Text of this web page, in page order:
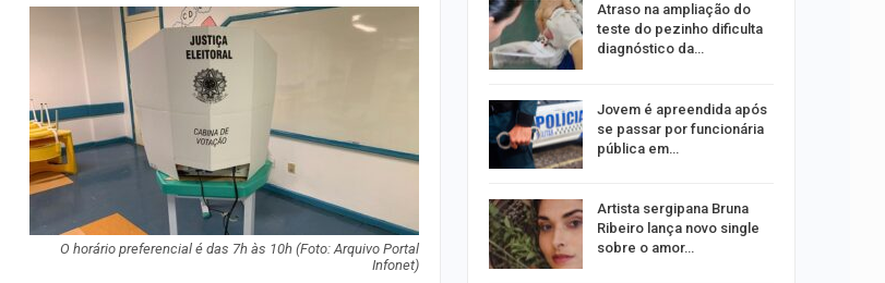
O horário preferencial é das 7h às 10h (Foto: Arquivo Portal
Infonet)
MPSE alerta para
ilegalidade de serviços
quina da Mega-Sena e leva
mais de R$ 52…
SENAI Sergipe abre
inscrições para 75 vagas
em cursos gratuitos
Atraso na ampliação do
teste do pezinho dificulta
diagnóstico da…
Jovem é apreendida após
se passar por funcionária
pública em…
Artista sergipana Bruna
Ribeiro lança novo single
sobre o amor…